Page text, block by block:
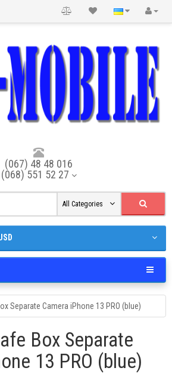
(067) 48 48 016
(068) 551 52 27
All Categories
Separate Camera iPhone 13 PRO (blue)
Box Separate
13 PRO (blue)